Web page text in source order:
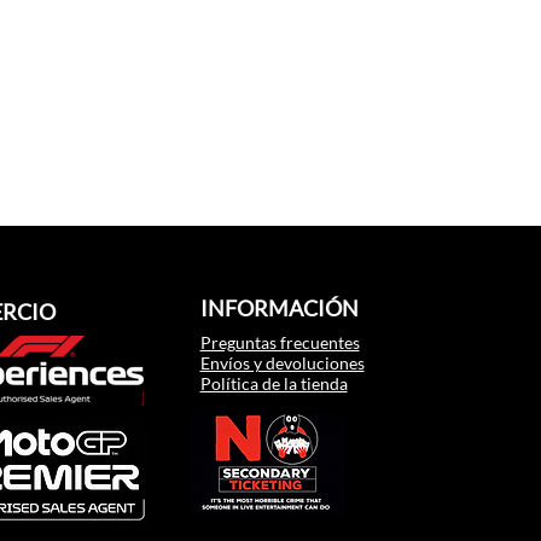
INFORMACIÓN
Preguntas frecuentes
Envíos y devoluciones
Política de la tienda